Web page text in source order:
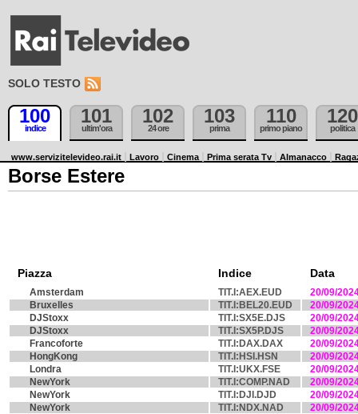
SOLO TESTO
100
indice
101
ultim'ora
102
24 ore
103
prima
110
primo piano
120
politica
www.servizitelevideo.rai.it Lavoro Cinema Prima serata Tv Almanacco
Borse Estere
Piazza Indice Data
Amsterdam TIT.I:AEX.EUD
20/09/
Bruxelles
TIT.I:BEL20.EUD
20/09/
DJStoxx
TIT.I:SX5E.DJS
20/09/
DJStoxx
TIT.I:SX5P.DJS
20/09/
Francoforte
TIT.I:DAX.DAX
20/09/
HongKong
TIT.I:HSI.HSN
20/09/
Londra
TIT.I:UKX.FSE
20/09/
NewYork
TIT.I:COMP.NAD
20/09/
NewYork
TIT.I:DJI.DJD
20/09/
NewYork
TIT.I:NDX.NAD
20/09/